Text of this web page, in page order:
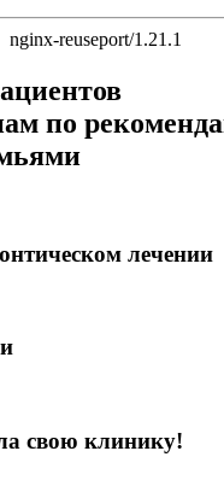
nginx-reuseport/1.21.1
по
лечении
свою клинику!